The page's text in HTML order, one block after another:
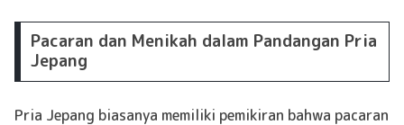
Pacaran dan Menikah dalam Pandangan Pria
Jepang
Pria Jepang biasanya memiliki pemikiran bahwa pacaran